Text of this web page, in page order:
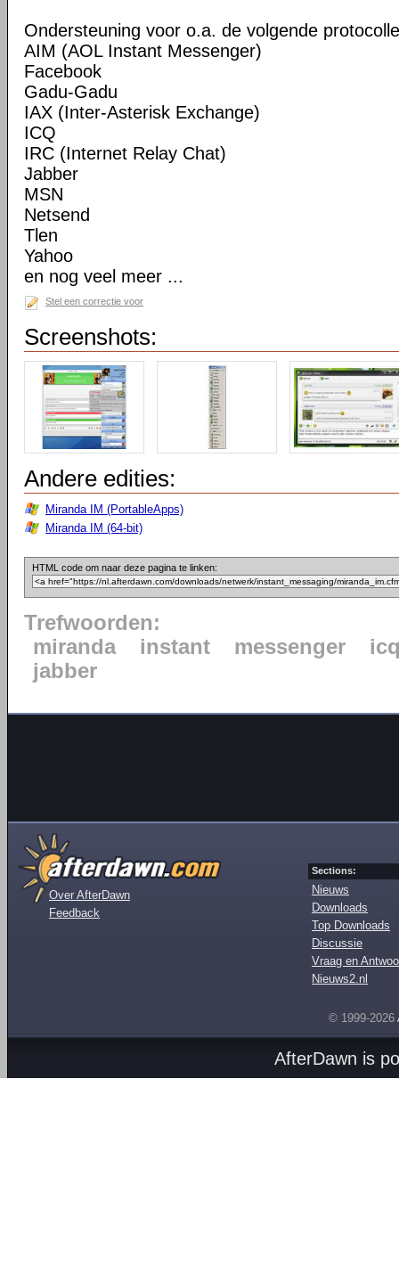
Ondersteuning voor o.a. de volgende
AIM (AOL Instant Messenger)
Facebook
Gadu-Gadu
IAX (Inter-Asterisk Exchange)
ICQ
IRC (Internet Relay Chat)
Jabber
MSN
Netsend
Tlen
Yahoo
en nog veel meer ...
Stel een correctie voor
Screenshots:
Andere edities:
Miranda IM (PortableApps)
Miranda IM (64-bit)
HTML code om naar deze pagina te linken:
Trefwoorden:
miranda
instant messenger
jabber
Over AfterDawn
Feedback
Sections:
Nieuws
Downloads
Top Downloads
Discussie
Vraag en
Nieuws2.nl
© 1999-2026
AfterDawn is